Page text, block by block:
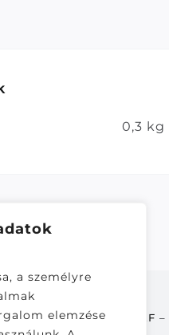
a személyre
elemzése
0,3 kg
ÁSZF –